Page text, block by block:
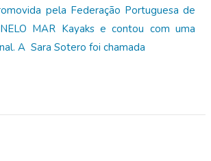
pela Federação Portuguesa de
MAR Kayaks e contou com uma
A Sara Sotero foi chamada